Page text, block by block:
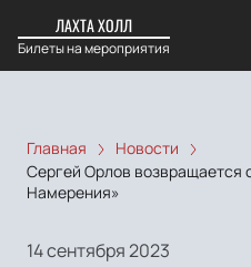
ЛАХТА ХОЛЛ
Билеты на мероприятия
Главная
Новости
Сергей Орлов возвращается
Намерения»
14 сентября 2023